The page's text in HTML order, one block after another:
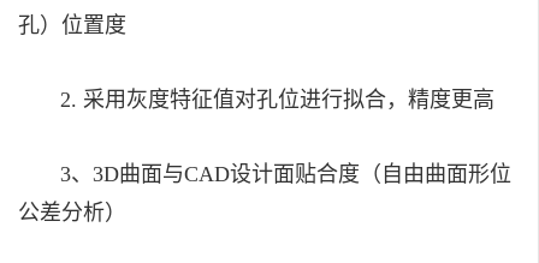
孔）位置度
2. 采用灰度特征值对孔位进行拟合，精度更高
3、3D曲面与CAD设计面贴合度（自由曲面形位
公差分析）